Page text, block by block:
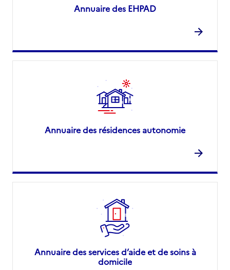
Annuaire des EHPAD
Annuaire des résidences autonomie
Annuaire des services d’aide et de soins à
domicile